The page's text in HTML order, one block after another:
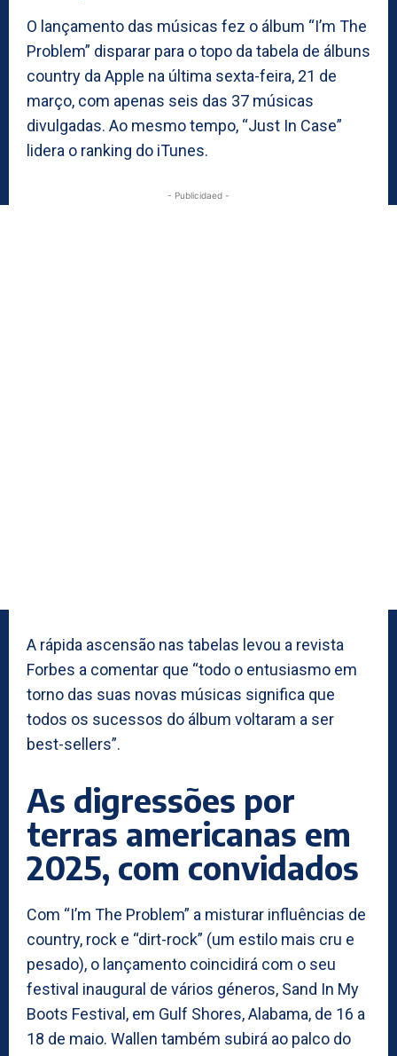
O lançamento das músicas fez o álbum “I’m The
Problem” disparar para o topo da tabela de álbuns
country da Apple na última sexta-feira, 21 de
março, com apenas seis das 37 músicas
divulgadas. Ao mesmo tempo, “Just In Case”
lidera o ranking do iTunes.
- Publicidaed -
A rápida ascensão nas tabelas levou a revista
Forbes a comentar que “todo o entusiasmo em
torno das suas novas músicas significa que
todos os sucessos do álbum voltaram a ser
best-sellers”.
As digressões por
terras americanas em
2025, com convidados
Com “I’m The Problem” a misturar influências de
country, rock e “dirt-rock” (um estilo mais cru e
pesado), o lançamento coincidirá com o seu
festival inaugural de vários géneros, Sand In My
Boots Festival, em Gulf Shores, Alabama, de 16 a
18 de maio. Wallen também subirá ao palco do